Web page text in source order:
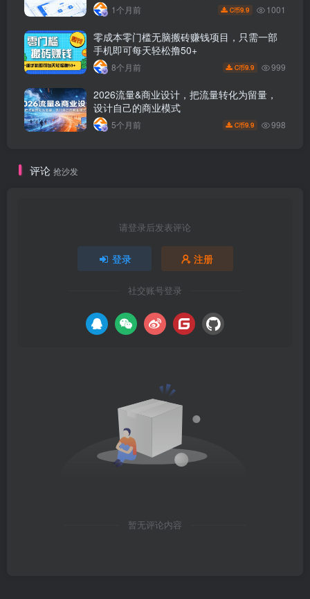
1个月前 C币9.9 1001
零成本零门槛无脑搬砖赚钱项目，只需一部
手机即可每天轻松撸50+
8个月前 C币9.9 999
2026流量&商业设计，把流量转化为留量，
设计自己的商业模式
5个月前 C币9.9 998
评论 抢沙发
请登录后发表评论
登录 注册
社交账号登录
暂无评论内容